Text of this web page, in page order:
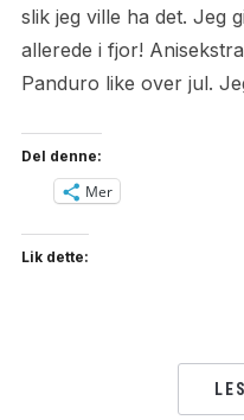
slik jeg ville ha det. Jeg
allerede i fjor!
Panduro like over jul.
Del denne:
Mer
Lik dette: